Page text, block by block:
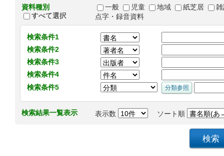
資料種別
すべて選択
一般 児童 地域 紙芝居
点字・録音資料
検索条件1
検索条件2
検索条件3
検索条件4
検索条件5
検索結果一覧表示 表示数 ソート順